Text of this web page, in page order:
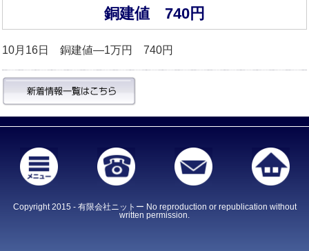
銅建値 740円
10月16日 銅建値―1万円 740円
Copyright 2015 - 有限会社ニットー No reproduction or republication without
written permission.